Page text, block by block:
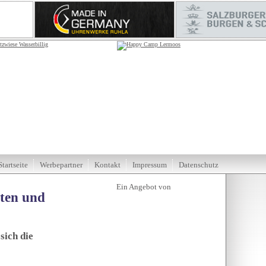
und
die
Werbepartner Kontakt Impressum Datenschutz